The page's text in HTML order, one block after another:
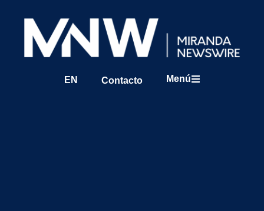
EN Contacto Menú